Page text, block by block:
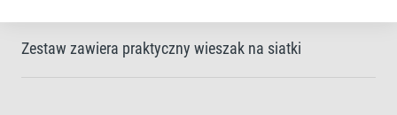
Zestaw zawiera praktyczny wieszak na siatki